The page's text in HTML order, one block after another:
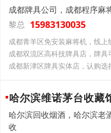
成都牌具公司，成都程序麻
黎总 15983130035
成都‌青羊区‌‌‌免安装麻将机，线上
成都‌双流区‌‌‌高科技牌具店，牌具
成都‌新津区‌‌‌牌具实体店，认购选
哈尔滨维诺茅台收藏
哈尔滨回收烟酒，哈尔滨老
收